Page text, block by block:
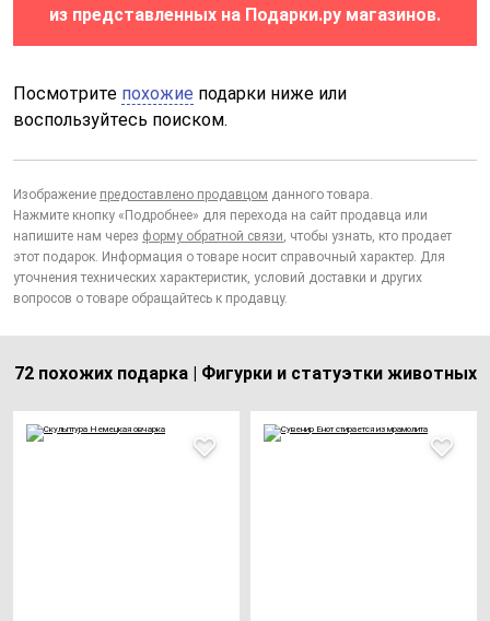
из представленных на Подарки.ру магазинов.
Посмотрите похожие подарки ниже или
воспользуйтесь поиском.
Изображение предоставлено продавцом данного товара.
Нажмите кнопку «Подробнее» для перехода на сайт продавца или
напишите нам через форму обратной связи, чтобы узнать, кто продает
этот подарок. Информация о товаре носит справочный характер. Для
уточнения технических характеристик, условий доставки и других
вопросов о товаре обращайтесь к продавцу.
72 похожих подарка | Фигурки и статуэтки животных